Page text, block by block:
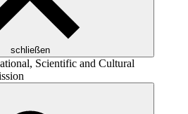
schließen
Scientific and Cultural